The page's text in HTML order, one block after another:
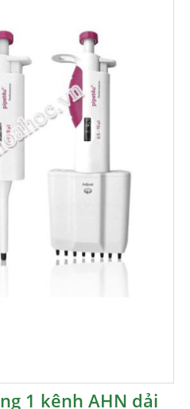
1 kênh AHN dải